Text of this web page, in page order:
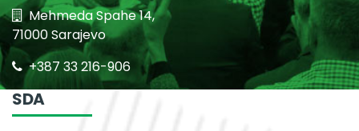
Mehmeda Spahe 14,
71000 Sarajevo
+387 33 216-906
SDA